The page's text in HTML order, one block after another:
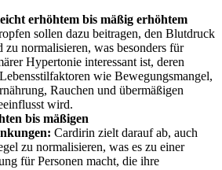
erhöhtem bis mäßig erhöhtem
sollen dazu beitragen, den Blutdruck
zu normalisieren, was besonders für
Hypertonie interessant ist, deren
wie Bewegungsmangel,
Rauchen und übermäßigen
wird.
bis mäßigen
Cardirin zielt darauf ab, auch
zu normalisieren, was es zu einer
für Personen macht, die ihre